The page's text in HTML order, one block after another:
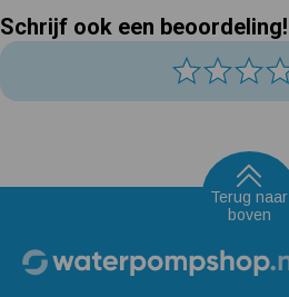
Schrijf ook een beoordeling!
Terug naar
boven